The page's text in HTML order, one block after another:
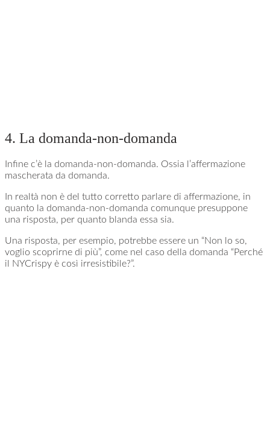
4. La domanda-non-domanda
Infine c’è la domanda-non-domanda. Ossia l’affermazione
mascherata da domanda.
In realtà non è del tutto corretto parlare di affermazione, in
quanto la domanda-non-domanda comunque presuppone
una risposta, per quanto blanda essa sia.
Una risposta, per esempio, potrebbe essere un “Non lo so,
voglio scoprirne di più”, come nel caso della domanda “Perché
il NYCrispy è così irresistibile?”.